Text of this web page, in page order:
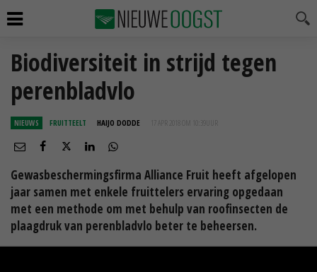
Biodiversiteit in strijd tegen
perenbladvlo
NIEUWS FRUITTEELT HAIJO DODDE 17 APR 2018 OM 10:39
Gewasbeschermingsfirma Alliance Fruit heeft afgelopen
jaar samen met enkele fruittelers ervaring opgedaan
met een methode om met behulp van roofinsecten de
plaagdruk van perenbladvlo beter te beheersen.